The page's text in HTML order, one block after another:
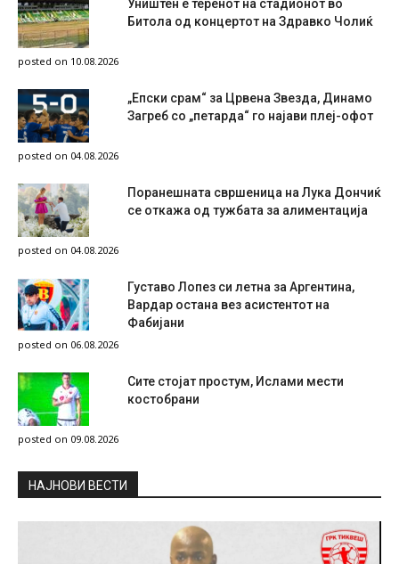
Уништен е теренот на стадионот во
Битола од концертот на Здравко Чолиќ
posted on 10.08.2026
„Епски срам“ за Црвена Звезда, Динамо
Загреб со „петарда“ го најави плеј-офот
posted on 04.08.2026
Поранешната свршеница на Лука Дончиќ
се откажа од тужбата за алиментација
posted on 04.08.2026
Густаво Лопез си летна за Аргентина,
Вардар остана вез асистентот на
Фабијани
posted on 06.08.2026
Сите стојат простум, Ислами мести
костобрани
posted on 09.08.2026
НAЈНОВИ ВЕСТИ